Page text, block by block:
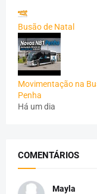
Busão de Natal
Movimentação na
Penha
Há um dia
COMENTÁRIOS
Mayla